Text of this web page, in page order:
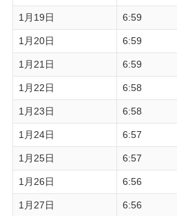
1月19日 6:59
1月20日 6:59
1月21日 6:59
1月22日 6:58
1月23日 6:58
1月24日 6:57
1月25日 6:57
1月26日 6:56
1月27日 6:56